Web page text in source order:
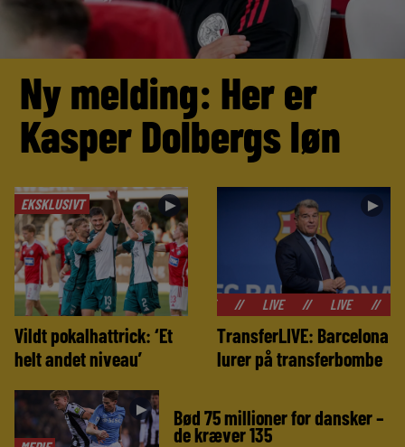
Ny melding: Her er
Kasper Dolbergs løn
EKSKLUSIVT ►
Vildt pokalhattrick: ‘Et
helt andet niveau’
►
// LIVE LIVE LIVE //
TransferLIVE: Barcelona
lurer på transferbombe
► Bød 75 millioner for dansker –
de kræver 135